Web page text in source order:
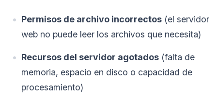
Permisos de archivo incorrectos (el servidor
web no puede leer los archivos que necesita)
Recursos del servidor agotados (falta de
memoria, espacio en disco o capacidad de
procesamiento)